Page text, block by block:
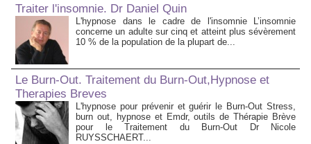
Traiter l'insomnie. Dr Daniel Quin
L'hypnose dans le cadre de l'insomnie L’insomnie
concerne un adulte sur cinq et atteint plus sévèrement
10 % de la population de la plupart de...
Le Burn-Out. Traitement du Burn-Out,Hypnose et
Therapies Breves
L'hypnose pour prévenir et guérir le Burn-Out Stress,
burn out, hypnose et Emdr, outils de Thérapie Brève
pour le Traitement du Burn-Out Dr Nicole
RUYSSCHAERT...